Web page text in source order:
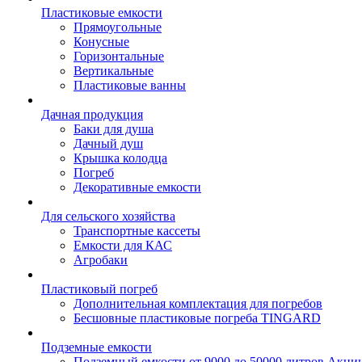
Пластиковые емкости
Прямоугольные
Конусные
Горизонтальные
Вертикальные
Пластиковые ванны
Дачная продукция
Баки для душа
Дачный душ
Крышка колодца
Погреб
Декоративные емкости
Для сельского хозяйства
Транспортные кассеты
Емкости для КАС
Агробаки
Пластиковый погреб
Дополнительная комплектация для погребов
Бесшовные пластиковые погреба TINGARD
Подземные емкости